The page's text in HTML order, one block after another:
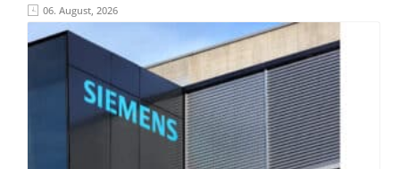
06. August, 2026